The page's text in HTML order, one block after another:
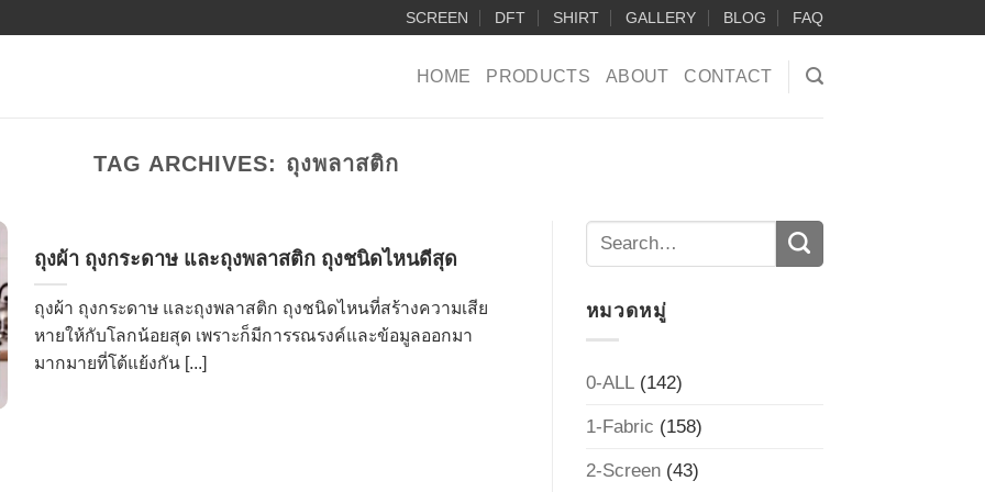
SCREEN DFT SHIRT GALLERY BLOG FAQ
HOME PRODUCTS ABOUT CONTACT
TAG ARCHIVES: ถุงพลาสติก
ถุงผ้า ถุงกระดาษ และถุงพลาสติก ถุงชนิดไหนดีสุด
ถุงผ้า ถุงกระดาษ และถุงพลาสติก ถุงชนิดไหนที่สร้างความเสีย
หายให้กับโลกน้อยสุด เพราะก็มีการรณรงค์และข้อมูลออกมา
มากมายที่โต้แย้งกัน [...]
หมวดหมู่
0-ALL(142)
1-Fabric (158)
2-Screen(43)